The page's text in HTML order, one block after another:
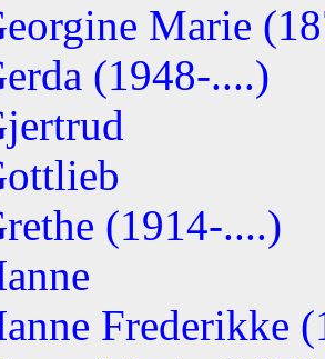
Marie
(1948-....)
(1914-....)
Frederikke